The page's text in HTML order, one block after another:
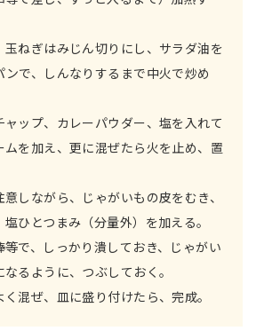
ねぎはみじん切りにし、サラダ油を
ンで、しんなりするまで中火で炒め
ップ、カレーパウダー、塩を入れて
ムを加え、更に混ぜたら火を止め、置
しながら、じゃがいもの皮をむき、
ひとつまみ（分量外）を加える。
で、しっかり潰しておき、じゃがい
るように、つぶしておく。
混ぜ、皿に盛り付けたら、完成。